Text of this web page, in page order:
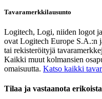
Tavaramerkkilausunto
Logitech, Logi, niiden logot
ovat Logitech Europe S.A.:n
tai rekisteröityjä
Kaikki muut kolmansien
omaisuutta. Katso kaikki
Tilaa ja vastaanota